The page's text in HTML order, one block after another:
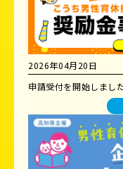
2026年04月20日
申請受付を開始しまし